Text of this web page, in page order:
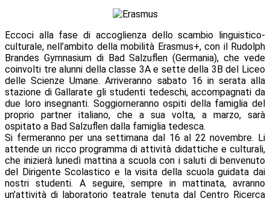
Eccoci alla fase di accoglienza dello scambio linguistico-
culturale, nell’ambito della mobilità Erasmus+, con il Rudolph
Brandes Gymnasium di Bad Salzuflen (Germania), che vede
coinvolti tre alunni della classe 3A e sette della 3B del Liceo
delle Scienze Umane. Arriveranno sabato 16 in serata alla
stazione di Gallarate gli studenti tedeschi, accompagnati da
due loro insegnanti. Soggiorneranno ospiti della famiglia del
proprio partner italiano, che a sua volta, a marzo, sarà
ospitato a Bad Salzuflen dalla famiglia tedesca.
Si fermeranno per una settimana dal 16 al 22 novembre. Li
attende un ricco programma di attività didattiche e culturali,
che inizierà lunedì mattina a scuola con i saluti di benvenuto
del Dirigente Scolastico e la visita della scuola guidata dai
nostri studenti. A seguire, sempre in mattinata, avranno
un’attività di laboratorio teatrale tenuta dal Centro Ricerca